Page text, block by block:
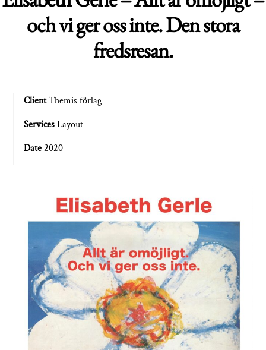
och vi ger oss inte. Den stora
fredsresan.
ClientThemis förlag
ServicesLayout
Date2020